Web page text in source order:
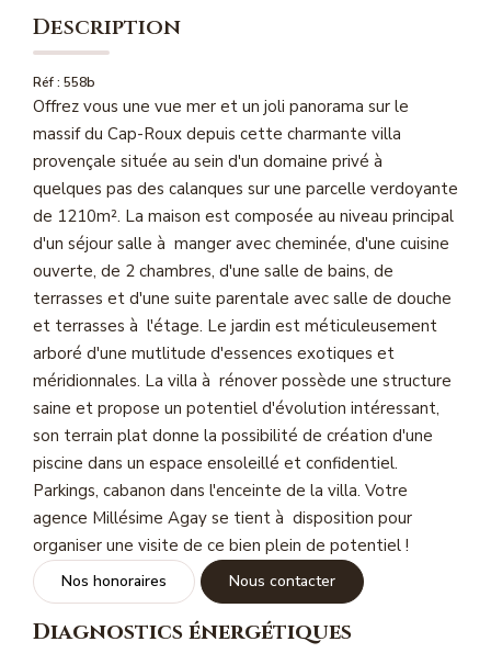
Millésimme Immobilier N°8
Millésimme Immobilier N°10
Millésimme Immobilier N°11
Magasine Vendu Boulouris
Magasine Vendu St-Raphaël/Fréjus
CONTACT
Description
Réf : 558b
Offrez vous une vue mer et un joli panorama sur le
massif du Cap-Roux depuis cette charmante villa
provençale située au sein d'un domaine privé à
quelques pas des calanques sur une parcelle verdoyante
de 1210m². La maison est composée au niveau principal
d'un séjour salle à manger avec cheminée, d'une cuisine
ouverte, de 2 chambres, d'une salle de bains, de
terrasses et d'une suite parentale avec salle de douche
et terrasses à l'étage. Le jardin est méticuleusement
arboré d'une mutlitude d'essences exotiques et
méridionnales. La villa à rénover possède une structure
saine et propose un potentiel d'évolution intéressant,
son terrain plat donne la possibilité de création d'une
piscine dans un espace ensoleillé et confidentiel.
Parkings, cabanon dans l'enceinte de la villa. Votre
agence Millésime Agay se tient à disposition pour
organiser une visite de ce bien plein de potentiel !
Nos honoraires Nous contacter
Diagnostics énergétiques